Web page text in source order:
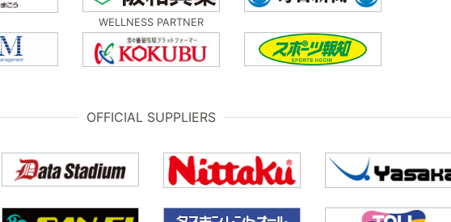
WELLNESS PARTNER
OFFICIAL SUPPLIERS